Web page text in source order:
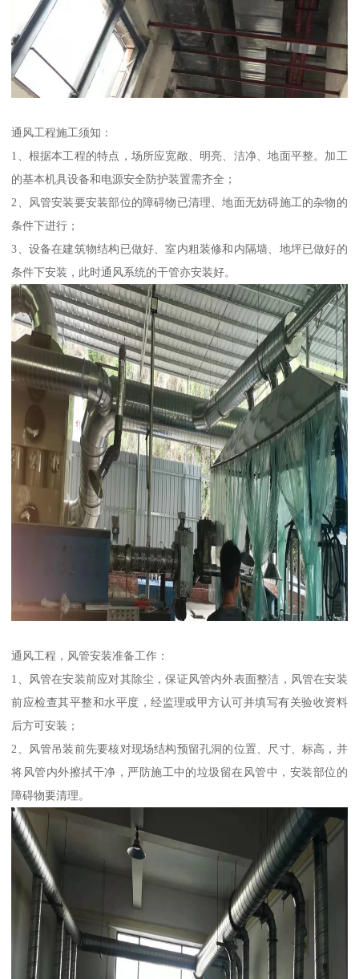
通风工程施工须知：
1、根据本工程的特点，场所应宽敞、明亮、洁净、地面平整。加工
的基本机具设备和电源安全防护装置需齐全；
2、风管安装要安装部位的障碍物已清理、地面无妨碍施工的杂物的
条件下进行；
3、设备在建筑物结构已做好、室内粗装修和内隔墙、地坪已做好的
条件下安装，此时通风系统的干管亦安装好。
通风工程，风管安装准备工作：
1、风管在安装前应对其除尘，保证风管内外表面整洁，风管在安装
前应检查其平整和水平度，经监理或甲方认可并填写有关验收资料
后方可安装；
2、风管吊装前先要核对现场结构预留孔洞的位置、尺寸、标高，并
将风管内外擦拭干净，严防施工中的垃圾留在风管中，安装部位的
障碍物要清理。